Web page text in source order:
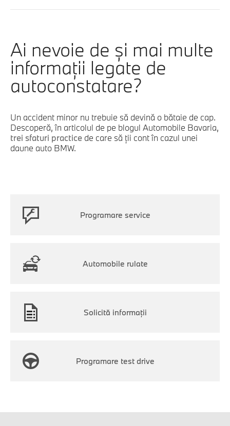
Ai nevoie de şi mai multe
informaţii legate de
autoconstatare?
Un accident minor nu trebuie să devină o bătaie de cap.
Descoperă, în articolul de pe blogul Automobile Bavaria,
trei sfaturi practice de care să ții cont în cazul unei
daune auto BMW.
Programare service
Automobile rulate
Solicită informaţii
Programare test drive